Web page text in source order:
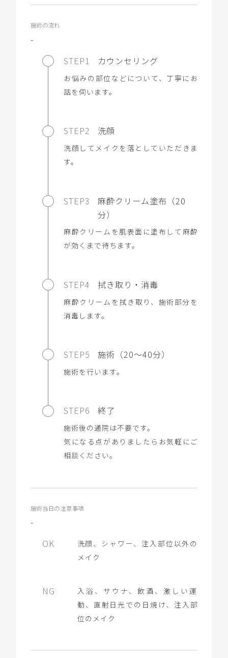
施術の流れ
-
STEP1
カウンセリング
お悩みの部位などについて、丁寧にお
話を伺います。
STEP2 洗顔
洗顔してメイクを落としていただきま
す。
STEP3
麻酔クリーム塗布（20
分）
麻酔クリームを肌表面に塗布して麻酔
が効くまで待ちます。
STEP4 拭き取り・消毒
麻酔クリームを拭き取り、施術部分を
消毒します。
STEP5 施術（20～40分）
施術を行います。
STEP6 終了
施術後の通院は不要です。
気になる点がありましたらお気軽にご
相談ください。
施術当日の注意事項
-
洗顔、シャワー、注入部位以外の
メイク
入浴、サウナ、飲酒、激しい運
動、直射日光での日焼け、注入部
位のメイク